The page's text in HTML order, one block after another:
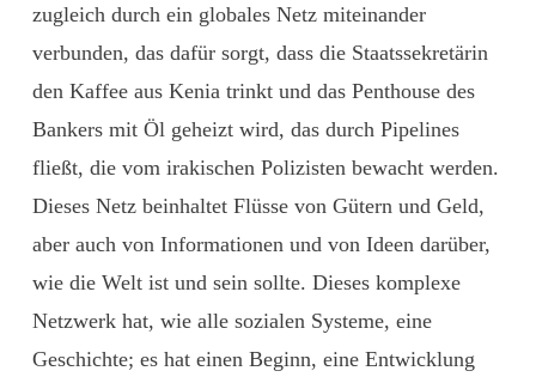
zugleich durch ein globales Netz miteinander
verbunden, das dafür sorgt, dass die Staatssekretärin
den Kaffee aus Kenia trinkt und das Penthouse des
Bankers mit Öl geheizt wird, das durch Pipelines
fließt, die vom irakischen Polizisten bewacht werden.
Dieses Netz beinhaltet Flüsse von Gütern und Geld,
aber auch von Informationen und von Ideen darüber,
wie die Welt ist und sein sollte. Dieses komplexe
Netzwerk hat, wie alle sozialen Systeme, eine
Geschichte; es hat einen Beginn, eine Entwicklung